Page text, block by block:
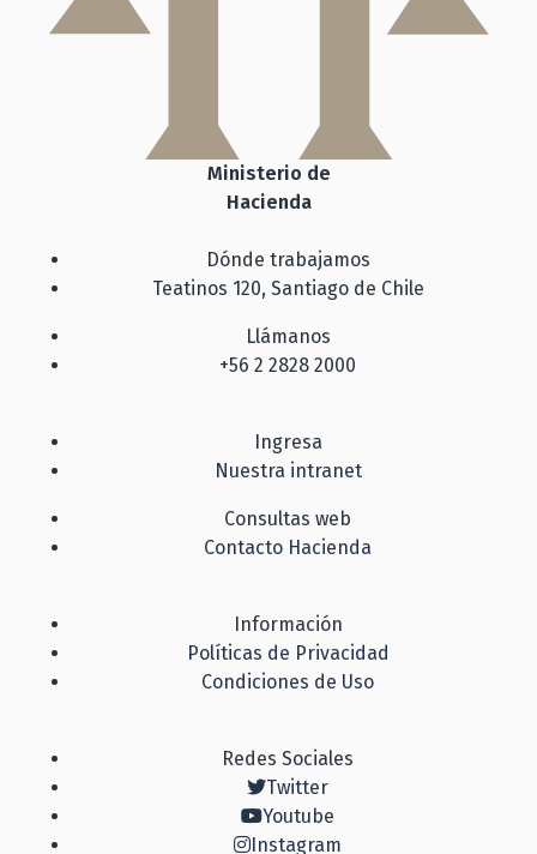
Ministerio de
Hacienda
Dónde trabajamos
Teatinos 120, Santiago de Chile
Llámanos
+56 2 2828 2000
Ingresa
Nuestra intranet
Consultas web
Contacto Hacienda
Información
Políticas de Privacidad
Condiciones de Uso
Redes Sociales
Twitter
Youtube
Instagram